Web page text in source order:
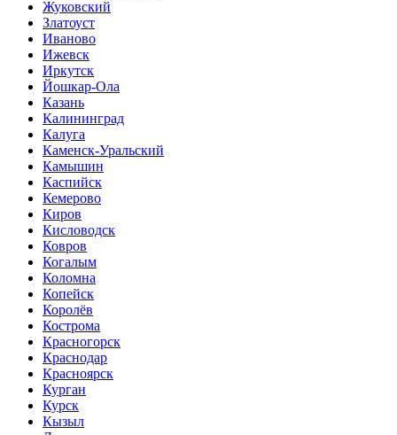
Жуковский
Златоуст
Иваново
Ижевск
Иркутск
Йошкар-Ола
Казань
Калининград
Калуга
Каменск-Уральский
Камышин
Каспийск
Кемерово
Киров
Кисловодск
Ковров
Когалым
Коломна
Копейск
Королёв
Кострома
Красногорск
Краснодар
Красноярск
Курган
Курск
Кызыл